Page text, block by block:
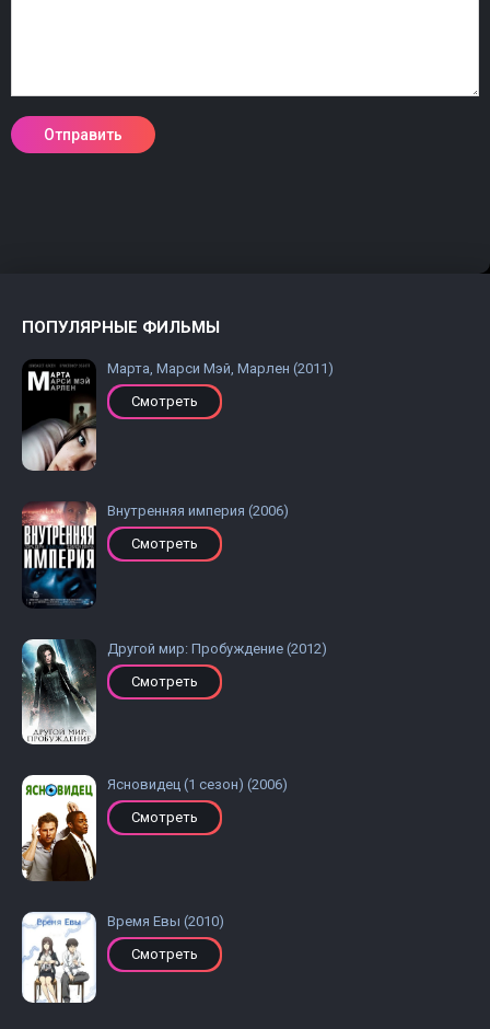
ПОПУЛЯРНЫЕ ФИЛЬМЫ
Марта, Марси Мэй, Марлен (2011)
Смотреть
Внутренняя империя (2006)
Смотреть
Другой мир: Пробуждение (2012)
Смотреть
Ясновидец (1 сезон) (2006)
Смотреть
Время Евы (2010)
Смотреть